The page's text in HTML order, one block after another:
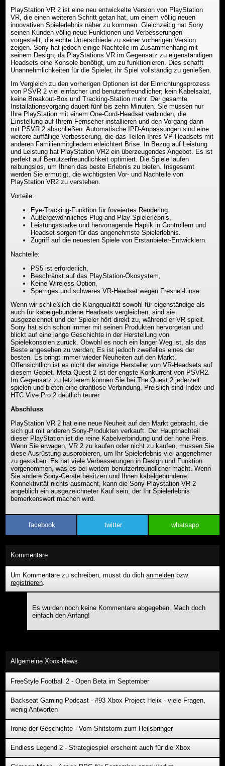
PlayStation VR 2 ist eine neu entwickelte Version von PlayStation
VR, die einen weiteren Schritt getan hat, um einem völlig neuen
innovativen Spielerlebnis näher zu kommen. Gleichzeitig hat Sony
seinen Kunden völlig neue Funktionen und Verbesserungen
vorgestellt, die echte Unterschiede zu seiner vorherigen Version
zeigen. Sony hat jedoch einige Nachteile im Zusammenhang mit
seinem Design, da PlayStations VR im Gegensatz zu eigenständigen
Headsets eine Konsole benötigt, um zu funktionieren. Dies schafft
Unannehmlichkeiten für die Spieler, ihr Spiel vollständig zu genießen.
Im Vergleich zu den vorherigen Optionen ist der Einrichtungsprozess
von PSVR 2 viel einfacher und benutzerfreundlicher; kein Kabelsalat,
keine Breakout-Box und Tracking-Station mehr. Der gesamte
Installationsvorgang dauert fünf bis zehn Minuten. Sie müssen nur
Ihre PlayStation mit einem One-Cord-Headset verbinden, die
Einstellung auf Ihrem Fernseher installieren und den Vorgang dann
mit PSVR 2 abschließen. Automatische IPD-Anpassungen sind eine
weitere auffällige Verbesserung, die das Teilen Ihres VP-Headsets mit
anderen Familienmitgliedern erleichtert Brise. In Bezug auf Leistung
und Leistung hat PlayStation VR2 ein überzeugendes Angebot. Es ist
perfekt auf Benutzerfreundlichkeit optimiert. Die Spiele laufen
reibungslos, um Ihnen das beste Erlebnis zu bieten. Insgesamt
werden Sie ermutigt, die wichtigsten Vor- und Nachteile von
PlayStation VR2 zu verstehen.
Vorteile:
Eye-Tracking-Funktion für foveiertes Rendering.
Außergewöhnliches Plug-and-Play-Spielerlebnis,
Leistungsstarke und hervorragende Haptik in Controllern und
Headset sorgen für das angenehmste Spielerlebnis.
Zugriff auf die neuesten Spiele von Erstanbieter-Entwicklern.
Nachteile:
PS5 ist erforderlich,
Beschränkt auf das PlayStation-Ökosystem,
Keine Wireless-Option,
Sperriges und schweres VR-Headset wegen Fresnel-Linse.
Wenn wir schließlich die Klangqualität sowohl für eigenständige als
auch für kabelgebundene Headsets vergleichen, sind sie
ausgezeichnet und der Spieler hört direkt zu, während er VR spielt.
Sony hat sich schon immer mit seinen Produkten hervorgetan und
blickt auf eine lange Geschichte in der Herstellung von
Spielekonsolen zurück. Obwohl es noch ein langer Weg ist, als das
Beste angesehen zu werden; Es ist jedoch zweifellos eines der
besten. Es bringt immer wieder Neuheiten auf den Markt.
Offensichtlich ist es nicht der einzige Hersteller von VR-Headsets auf
diesem Gebiet. Meta Quest 2 ist der engste Konkurrent von PSVR2.
Im Gegensatz zu letzterem können Sie bei The Quest 2 jederzeit
spielen und bieten eine drahtlose Verbindung. Preislich sind Index und
HTC Vive Pro 2 deutlich teurer.
Abschluss
PlayStation VR 2 hat eine neue Neuheit auf den Markt gebracht, die
sich gut mit anderen Sony-Produkten verkauft. Der Hauptnachteil
dieser PlayStation ist die reine Kabelverbindung und der hohe Preis.
Wenn Sie erwägen, VR 2 zu kaufen oder nicht zu kaufen, müssen Sie
diese Ausrüstung ausprobieren, um Ihr Spielerlebnis viel angenehmer
zu gestalten. Es hat viele Verbesserungen in Design und Funktion
vorgenommen, was es bei weitem benutzerfreundlicher macht. Wenn
Sie andere Sony-Geräte besitzen und Ihnen kabelgebundene
Konnektivität nichts ausmacht, kann die Sony Playstation VR 2
angeblich ein ausgezeichneter Kauf sein, der Ihr Spielerlebnis
bemerkenswert machen wird.
facebook twitter whatsapp
Kommentare
Um Kommentare zu schreiben, musst du dichanmelden bzw.
registrieren
Es wurden noch keine Kommentare abgegeben. Mach doch
einfach den Anfang!
Allgemeine Xbox-News
FreeStyle Football 2 - Open Beta im September
Backseat Gaming Podcast - #93 Xbox Project Helix - viele Fragen,
wenig Antworten
Ironie der Geschichte - Vom Shitstorm zum Heilsbringer
Endless Legend 2 - Strategiespiel erscheint auch für die Xbox